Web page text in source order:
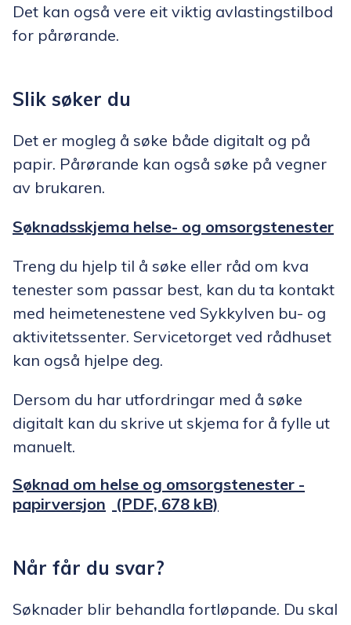
Det kan også vere eit viktig avlastingstilbod
for pårørande.
Slik søker du
Det er mogleg å søke både digitalt og på
papir. Pårørande kan også søke på vegner
av brukaren.
Søknadsskjema helse- og omsorgstenester
Treng du hjelp til å søke eller råd om kva
tenester som passar best, kan du ta kontakt
med heimetenestene ved Sykkylven bu- og
aktivitetssenter. Servicetorget ved rådhuset
kan også hjelpe deg.
Dersom du har utfordringar med å søke
digitalt kan du skrive ut skjema for å fylle ut
manuelt.
Søknad om helse og omsorgstenester -
papirversjon
(PDF, 678 kB)
Når får du svar?
Søknader blir behandla fortløpande. Du skal